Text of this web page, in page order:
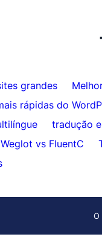
grandes
rápidas do
tradução
Weglot vs FluentC
O